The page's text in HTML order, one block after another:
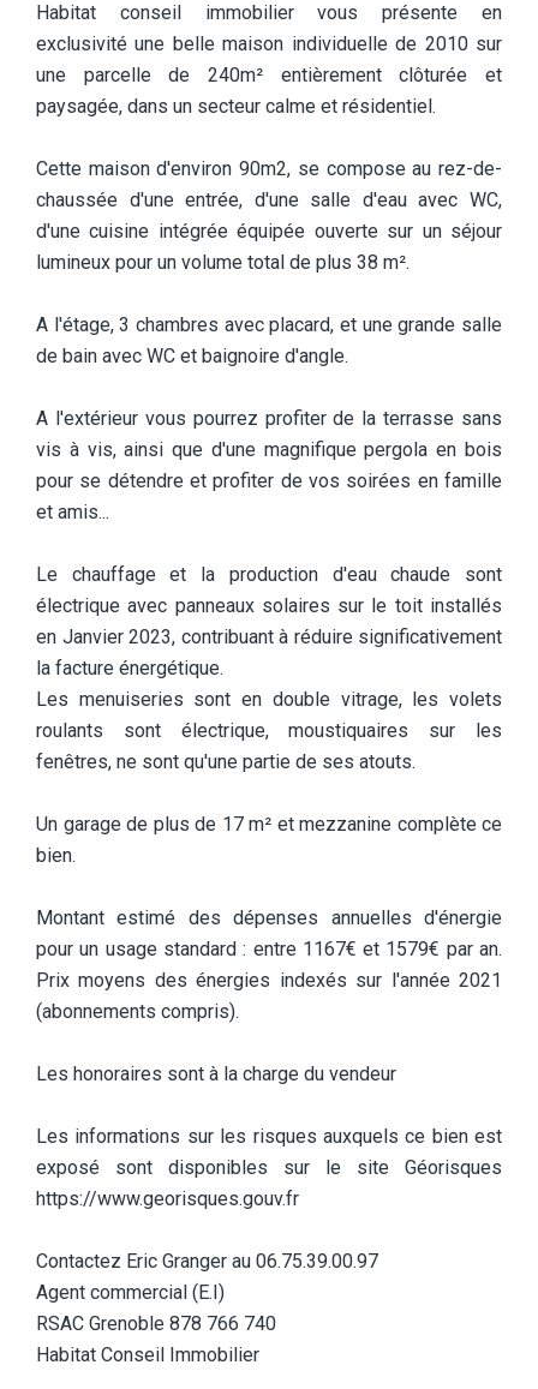
Habitat conseil immobilier vous présente en
exclusivité une belle maison individuelle de 2010 sur
une parcelle de 240m² entièrement clôturée et
paysagée, dans un secteur calme et résidentiel.
Cette maison d'environ 90m2, se compose au rez-de-
chaussée d'une entrée, d'une salle d'eau avec WC,
d'une cuisine intégrée équipée ouverte sur un séjour
lumineux pour un volume total de plus 38 m².
A l'étage, 3 chambres avec placard, et une grande salle
de bain avec WC et baignoire d'angle.
A l'extérieur vous pourrez profiter de la terrasse sans
vis à vis, ainsi que d'une magnifique pergola en bois
pour se détendre et profiter de vos soirées en famille
et amis...
Le chauffage et la production d'eau chaude sont
électrique avec panneaux solaires sur le toit installés
en Janvier 2023, contribuant à réduire significativement
la facture énergétique.
Les menuiseries sont en double vitrage, les volets
roulants sont électrique, moustiquaires sur les
fenêtres, ne sont qu'une partie de ses atouts.
Un garage de plus de 17 m² et mezzanine complète ce
bien.
Montant estimé des dépenses annuelles d'énergie
pour un usage standard : entre 1167€ et 1579€ par an.
Prix moyens des énergies indexés sur l'année 2021
(abonnements compris).
Les honoraires sont à la charge du vendeur
Les informations sur les risques auxquels ce bien est
exposé sont disponibles sur le site Géorisques
https://www.georisques.gouv.fr
Contactez Eric Granger au 06.75.39.00.97
Agent commercial (E.I)
RSAC Grenoble 878 766 740
Habitat Conseil Immobilier